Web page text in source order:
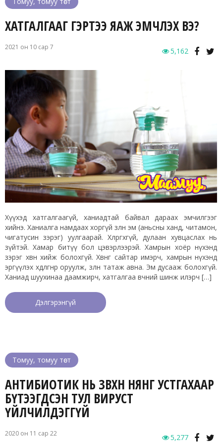
ХАТГАЛГААГ ГЭРТЭЭ ЯАЖ ЭМЧЛЭХ ВЭ?
2021 он 10 сар 7 5,162
Хүүхэд хатгалгаагүй, ханиадтай байвал дараах эмчилгээг
хийнэ. Ханиалга намдаах хоргүй зөөлөн эм (аньсны ханд, читамон,
чигатусин зэрэг) уулгаарай. Хөлөргөхгүй, дулаан хувцаслах нь
зүйтэй. Хамар битүү бол цэвэрлээрэй. Хамрын хоёр нүхэнд
зэрэг хөвөн хийж болохгүй. Хөвөнгөө сайтар имэрч, хамрын нүхэнд
эргүүлэх хөдөлгөөнөөр оруулж, зөөлөн татаж авна. Эм дусааж болохгүй.
Ханиад шуухинаа даамжирч, хатгалгаа өвчний шинж илэрч […]
Дэлгэрэнгүй
Томуу, томуу төст
АНТИБИОТИК НЬ ЗӨВХӨН НЯНГ УСТГАХААР
БҮТЭЭГДСЭН ТУЛ ВИРУСТ
ҮЙЛЧИЛДЭГГҮЙ
2020 он 11 сар 22 5,277